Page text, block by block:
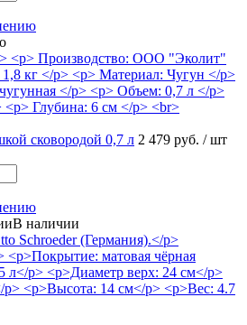
сковородой 0,7 л 2 479 руб. / шт
В наличии